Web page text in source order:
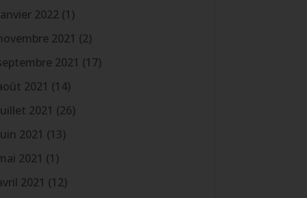
2022(1)
2021 (2)
2021 (17)
2021 (14)
2021 (26)
2021 (13)
2021 (1)
2021 (12)